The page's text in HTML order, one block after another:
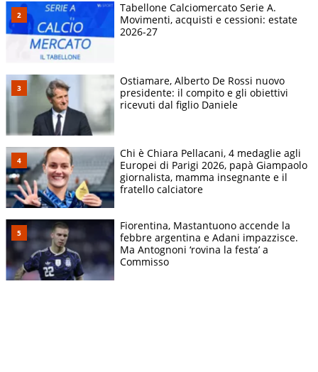
Tabellone Calciomercato Serie A.
Movimenti, acquisti e cessioni: estate
2026-27
Ostiamare, Alberto De Rossi nuovo
presidente: il compito e gli obiettivi
ricevuti dal figlio Daniele
Chi è Chiara Pellacani, 4 medaglie agli
Europei di Parigi 2026, papà Giampaolo
giornalista, mamma insegnante e il
fratello calciatore
Fiorentina, Mastantuono accende la
febbre argentina e Adani impazzisce.
Ma Antognoni ‘rovina la festa’ a
Commisso